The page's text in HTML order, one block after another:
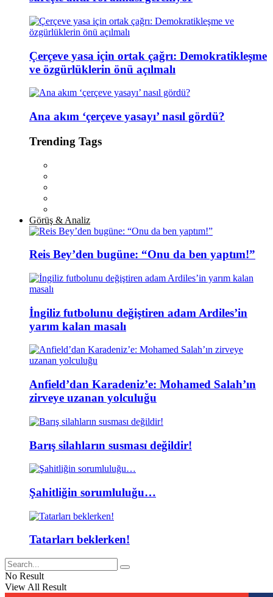
Çerçeve yasa için ortak çağrı: Demokratikleşme
ve özgürlüklerin önü açılmalı
Ana akım ‘çerçeve yasayı’ nasıl gördü?
Trending Tags
Görüş & Analiz
Reis Bey’den bugüne: “Onu da ben yaptım!”
İngiliz futbolunu değiştiren adam Ardiles’in
yarım kalan masalı
Anfield’dan Karadeniz’e: Mohamed Salah’ın
zirveye uzanan yolculuğu
Barış silahların susması değildir!
Şahitliğin sorumluluğu…
Tatarları beklerken!
No Result
View All Result